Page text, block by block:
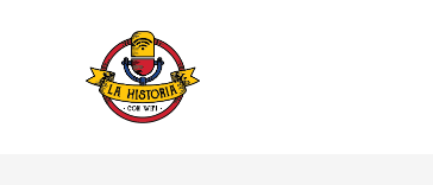
contenido